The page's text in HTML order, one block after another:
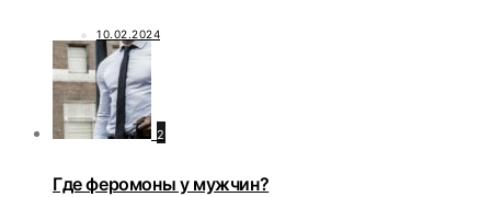
10.02.2024
2
Где феромоны у мужчин?